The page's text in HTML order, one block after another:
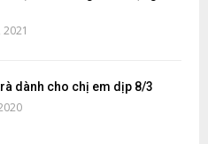
dành cho chị em dịp 8/3